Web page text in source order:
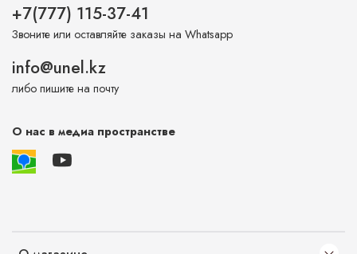
+7(777) 115-37-41
Звоните или оставляйте заказы на Whatsapp
info@unel.kz
либо пишите на почту
О нас в медиа пространстве